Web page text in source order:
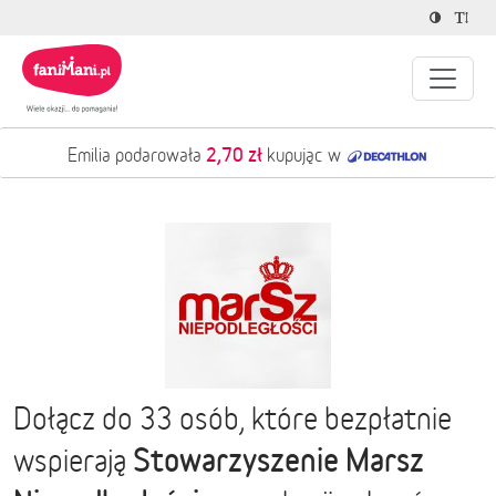
Emilia podarowała 2,70 zł kupując w
Dołącz do 33 osób, które bezpłatnie
wspierają Stowarzyszenie Marsz